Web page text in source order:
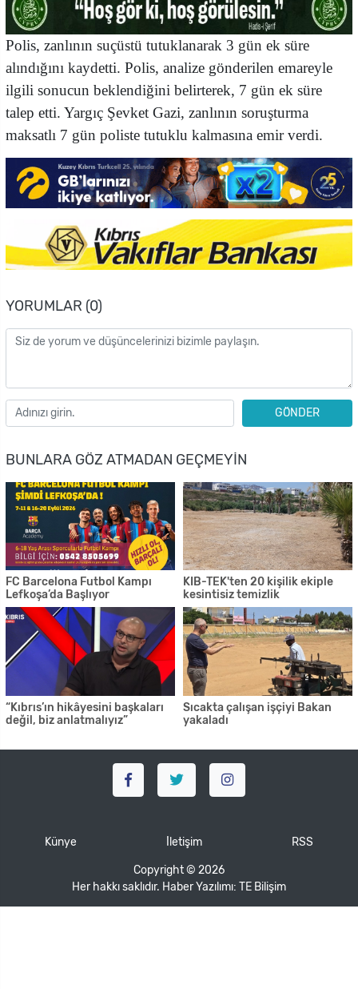
Polis, zanlının suçüstü tutuklanarak 3 gün ek süre
alındığını kaydetti. Polis, analize gönderilen emareyle
ilgili sonucun beklendiğini belirterek, 7 gün ek süre
talep etti. Yargıç Şevket Gazi, zanlının soruşturma
maksatlı 7 gün poliste tutuklu kalmasına emir verdi.
YORUMLAR (0)
GÖNDER
BUNLARA GÖZ ATMADAN GEÇMEYIN
FC Barcelona Futbol Kampı
Lefkoşa’da Başlıyor
KIB-TEK'ten 20 kişilik ekiple
kesintisiz temizlik
“Kıbrıs’ın hikâyesini başkaları
değil, biz anlatmalıyız”
Sıcakta çalışan işçiyi Bakan
yakaladı
Künye İletişim RSS
Copyright © 2026
Her hakkı saklıdır. Haber Yazılımı: TE Bilişim